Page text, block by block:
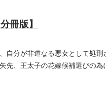
冊版】
自分が非道なる悪女として処刑
、王太子の花嫁候補選びの為